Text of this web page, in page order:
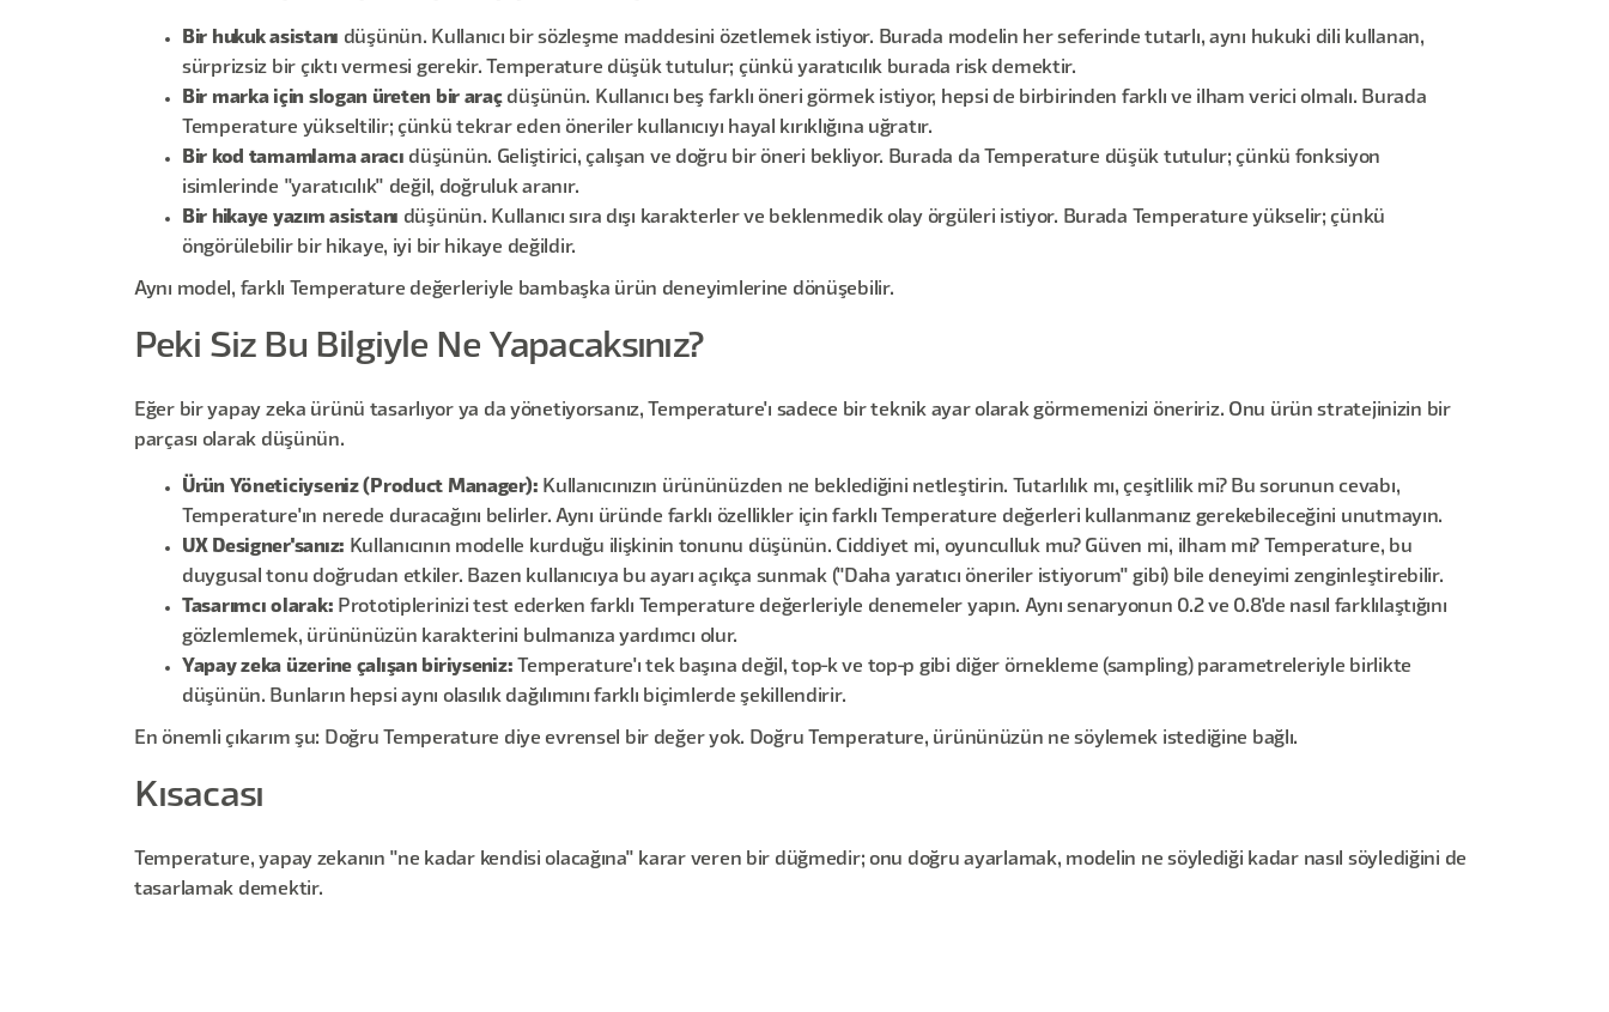
Bir hukuk asistanı düşünün. Kullanıcı bir sözleşme maddesini özetlemek istiyor. Burada modelin her seferinde tutarlı, aynı hukuki dili kullanan,
sürprizsiz bir çıktı vermesi gerekir. Temperature düşük tutulur; çünkü yaratıcılık burada risk demektir.
Bir marka için slogan üreten bir araçdüşünün. Kullanıcı beş farklı öneri görmek istiyor, hepsi de birbirinden farklı ve ilham verici olmalı. Burada
Temperature yükseltilir; çünkü tekrar eden öneriler kullanıcıyı hayal kırıklığına uğratır.
Bir kod tamamlama aracı düşünün. Geliştirici, çalışan ve doğru bir öneri bekliyor. Burada da Temperature düşük tutulur; çünkü fonksiyon
isimlerinde "yaratıcılık" değil, doğruluk aranır.
Bir hikaye yazım asistanı düşünün. Kullanıcı sıra dışı karakterler ve beklenmedik olay örgüleri istiyor. Burada Temperature yükselir; çünkü
öngörülebilir bir hikaye, iyi bir hikaye değildir.
Aynı model, farklı Temperature değerleriyle bambaşka ürün deneyimlerine dönüşebilir.
Peki Siz Bu Bilgiyle Ne Yapacaksınız?
Eğer bir yapay zeka ürünü tasarlıyor ya da yönetiyorsanız, Temperature'ı sadece bir teknik ayar olarak görmemenizi öneririz. Onu ürün stratejinizin bir
parçası olarak düşünün.
Ürün Yöneticiyseniz (Product Manager): Kullanıcınızın ürününüzden ne beklediğini netleştirin. Tutarlılık mı, çeşitlilik mi? Bu sorunun cevabı,
Temperature'ın nerede duracağını belirler. Aynı üründe farklı özellikler için farklı Temperature değerleri kullanmanız gerekebileceğini unutmayın.
UX Designer'sanız: Kullanıcının modelle kurduğu ilişkinin tonunu düşünün. Ciddiyet mi, oyunculluk mu? Güven mi, ilham mı? Temperature, bu
duygusal tonu doğrudan etkiler. Bazen kullanıcıya bu ayarı açıkça sunmak ("Daha yaratıcı öneriler istiyorum" gibi) bile deneyimi zenginleştirebilir.
Tasarımcı olarak: Prototiplerinizi test ederken farklı Temperature değerleriyle denemeler yapın. Aynı senaryonun 0.2 ve 0.8'de nasıl farklılaştığını
gözlemlemek, ürününüzün karakterini bulmanıza yardımcı olur.
Yapay zeka üzerine çalışan biriyseniz: Temperature'ı tek başına değil, top-k ve top-p gibi diğer örnekleme (sampling) parametreleriyle birlikte
düşünün. Bunların hepsi aynı olasılık dağılımını farklı biçimlerde şekillendirir.
En önemli çıkarım şu: Doğru Temperature diye evrensel bir değer yok. Doğru Temperature, ürününüzün ne söylemek istediğine bağlı.
Kısacası
Temperature, yapay zekanın "ne kadar kendisi olacağına" karar veren bir düğmedir; onu doğru ayarlamak, modelin ne söylediği kadar nasıl söylediğini de
tasarlamak demektir.